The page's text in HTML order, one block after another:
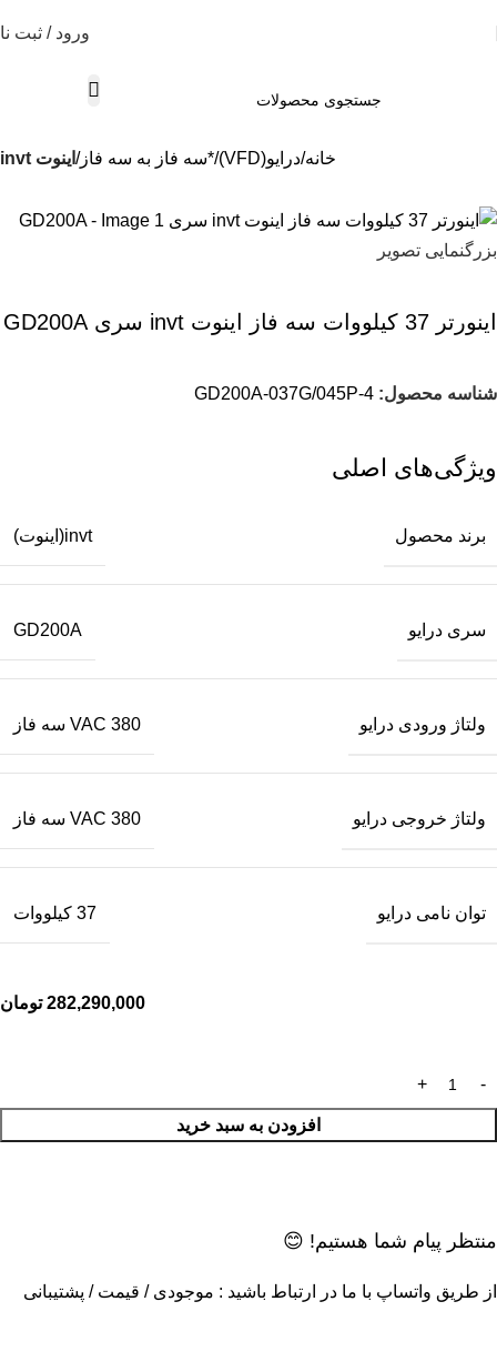
ورود / ثبت
خانه درایو(VFD) *سه فاز به سه فاز اینوت invt
بزرگنمایی تصویر
اينورتر 37 کیلووات سه فاز اینوت invt سری GD200A
شناسه محصول: GD200A-037G/045P-4
ویژگی‌های اصلی
برند محصول invt(اینوت)
سری درایو GD200A
ولتاژ ورودی درایو 380 VAC سه فاز
ولتاژ خروجی درایو 380 VAC سه فاز
توان نامی درایو 37 کیلووات
282,290,000 تومان
افزودن به سبد خرید
منتظر پیام شما هستیم! 😊
از طریق واتساپ با ما در ارتباط باشید : موجودی / قیمت / پشتیبانی